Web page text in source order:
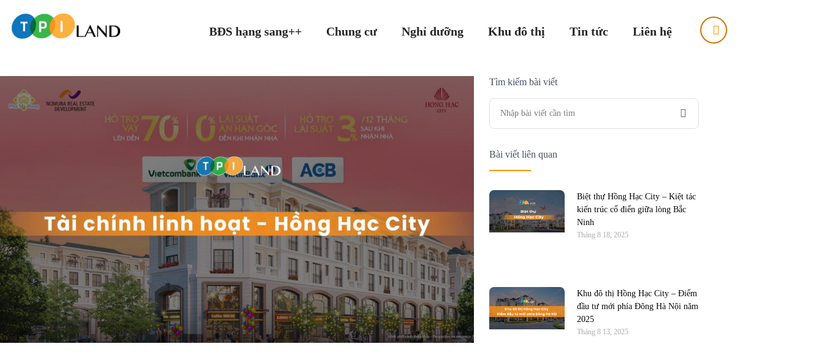
BĐS hạng sang++ Chung cư Nghỉ dưỡng Khu đô thị Tin tức Liên hệ
Tìm kiếm bài viết
Bài viết liên quan
Biệt thự Hồng Hạc City – Kiệt tác
kiến trúc cổ điển giữa lòng Bắc
Ninh
Tháng 8 18, 2025
Khu đô thị Hồng Hạc City – Điểm
đầu tư mới phía Đông Hà Nội năm
2025
Tháng 8 13, 2025